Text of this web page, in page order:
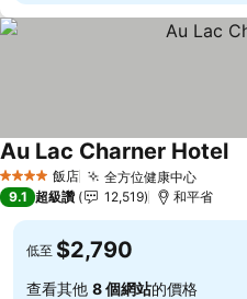
4 星級 飯店 全方位健康中心查看價
Au Lac Charner Hotel查
9.1 超級讚 12,519 和平省
低至 $2,790
查看其他 8 個網站的價格